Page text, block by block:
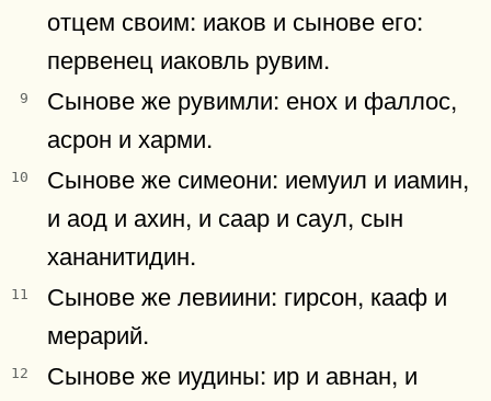
отцем своим: иаков и сынове его:
первенец иаковль рувим.
9
Сынове же рувимли: енох и фаллос,
асрон и харми.
10
Сынове же симеони: иемуил и иамин,
и аод и ахин, и саар и саул, сын
хананитидин.
11
Сынове же левиини: гирсон, кааф и
мерарий.
12
Сынове же иудины: ир и авнан, и